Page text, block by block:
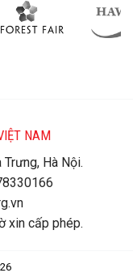
NAM
Trưng, Hà Nội.
xin cấp phép.